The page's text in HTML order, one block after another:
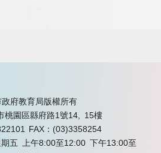
府教育局版權所有
桃園區縣府路1號14, 15樓
FAX：(03)3358254
期五 上午8:00至12:00 下午13:00至